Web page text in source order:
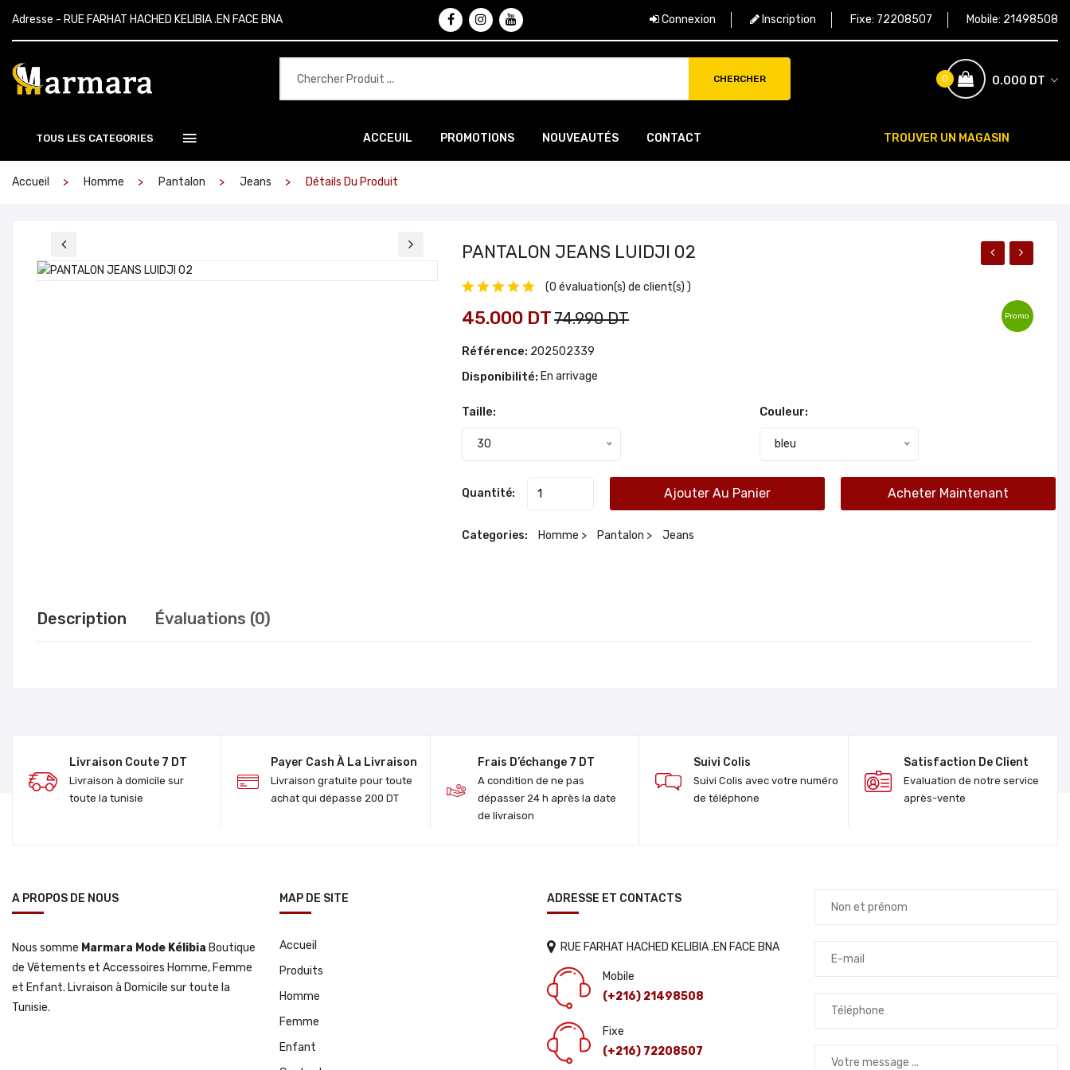
Adresse - RUE FARHAT HACHED KELIBIA .EN FACE BNA Connexion Inscription Fixe: 72208507 Mobile: 21498508
CHERCHER 0.000 DT
0
TOUS LES CATEGORIES ACCEUIL PROMOTIONS NOUVEAUTÉS CONTACT TROUVER UN MAGASIN
Accueil Homme Pantalon Jeans Détails Du Produit
PANTALON JEANS LUIDJI 02
Promo
(0 évaluation(s) de client(s) )
45.000 DT74.990 DT
Référence: 202502339
Disponibilité:En arrivage
Taille:
30
Couleur:
bleu
Quantité: Ajouter Au Panier Acheter Maintenant
Categories: Homme > Pantalon > Jeans
Description Évaluations (0)
Livraison Coute 7 DT
Livraison à domicile sur
toute la tunisie
Payer Cash À La Livraison
Livraison gratuite pour toute
achat qui dépasse 200 DT
Frais D’échange 7 DT
A condition de ne pas
dépasser 24 h après la date
de livraison
Suivi Colis
Suivi Colis avec votre numéro
de téléphone
Satisfaction De Client
Evaluation de notre service
après-vente
A PROPOS DE NOUS
Nous somme Marmara Mode Kélibia Boutique
de Vêtements et Accessoires Homme, Femme
et Enfant. Livraison à Domicile sur toute la
Tunisie.
MAP DE SITE
Accueil
Produits
Homme
Femme
Enfant
ADRESSE ET CONTACTS
RUE FARHAT HACHED KELIBIA .EN FACE BNA
Mobile
(+216) 21498508
Fixe
(+216) 72208507